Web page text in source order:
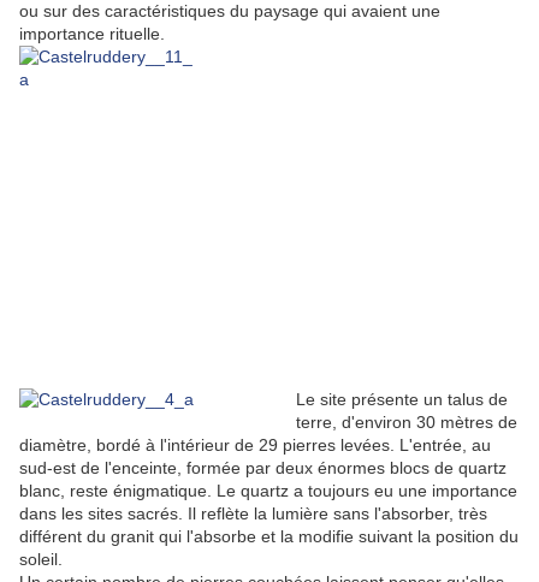
ou sur des caractéristiques du paysage qui avaient une
importance rituelle.
Le site présente un talus de
terre, d'environ 30 mètres de
diamètre, bordé à l'intérieur de 29 pierres levées. L'entrée, au
sud-est de l'enceinte, formée par deux énormes blocs de quartz
blanc, reste énigmatique. Le quartz a toujours eu une importance
dans les sites sacrés. Il reflète la lumière sans l'absorber, très
différent du granit qui l'absorbe et la modifie suivant la position du
soleil.